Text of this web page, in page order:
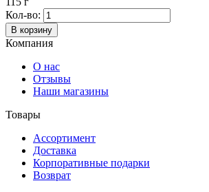
Кол-во:
В корзину
Компания
О нас
Отзывы
Наши магазины
Товары
Ассортимент
Доставка
Корпоративные подарки
Возврат